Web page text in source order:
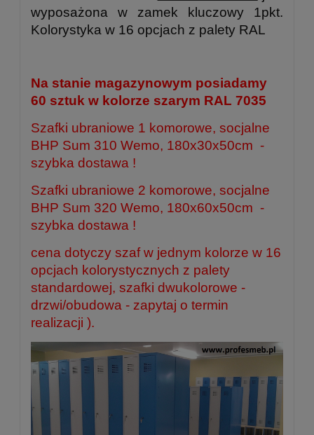
wyposażona w zamek kluczowy 1pkt.
Kolorystyka w 16 opcjach z palety RAL
Na stanie magazynowym posiadamy
60 sztuk w kolorze szarym RAL 7035
Szafki ubraniowe 1 komorowe, socjalne
BHP Sum 310 Wemo, 180x30x50cm -
szybka dostawa !
Szafki ubraniowe 2 komorowe, socjalne
BHP Sum 320 Wemo, 180x60x50cm -
szybka dostawa !
cena dotyczy szaf w jednym kolorze w 16
opcjach kolorystycznych z palety
standardowej, szafki dwukolorowe -
drzwi/obudowa - zapytaj o termin
realizacji ).